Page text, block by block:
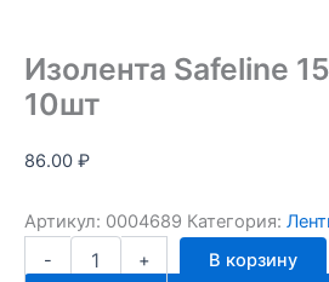
Изолента Safeline
10шт
86.00 ₽
Артикул: 0004689 Категория:
-
Количество
товара
+
В корзину